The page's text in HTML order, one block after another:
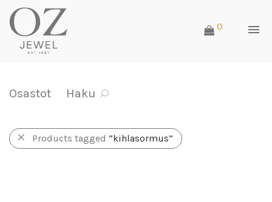
0
Osastot Haku
Products tagged “kihlasormus”